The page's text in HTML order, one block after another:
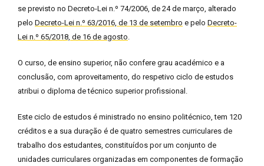
se previsto no Decreto-Lei n.º 74/2006, de 24 de março, alterado
pelo Decreto-Lei n.º 63/2016, de 13 de setembro e pelo Decreto-
Lei n.º 65/2018, de 16 de agosto
O curso, de ensino superior, não confere grau académico e a
conclusão, com aproveitamento, do respetivo ciclo de estudos
atribui o diploma de técnico superior profissional.
Este ciclo de estudos é ministrado no ensino politécnico, tem 120
créditos e a sua duração é de quatro semestres curriculares de
trabalho dos estudantes, constituídos por um conjunto de
unidades curriculares organizadas em componentes de formação